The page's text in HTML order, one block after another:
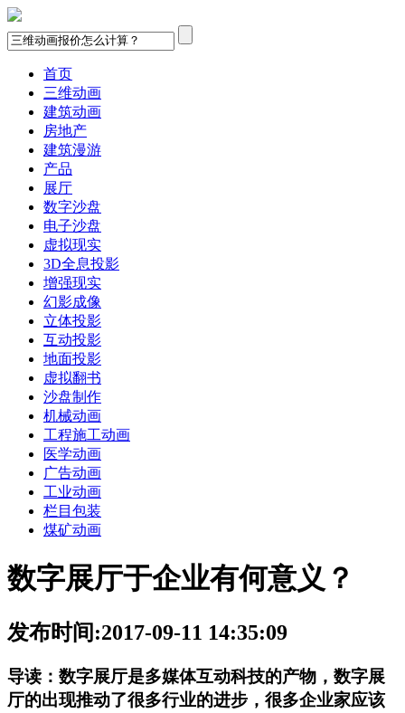
首页
三维动画
建筑动画
房地产
建筑漫游
产品
展厅
数字沙盘
电子沙盘
虚拟现实
3D全息投影
增强现实
幻影成像
立体投影
互动投影
地面投影
虚拟翻书
沙盘制作
机械动画
工程施工动画
医学动画
广告动画
工业动画
栏目包装
煤矿动画
数字展厅于企业有何意义？
发布时间:2017-09-11 14:35:09
导读： 数字展厅是多媒体互动科技的产物，数字展
厅的出现推动了很多行业的进步，很多企业家应该